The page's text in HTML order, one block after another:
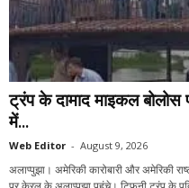
ट्रंप के दामाद माइकल
में...
Web Editor - August 9, 2026
अलाप्पुझा। अमेरिकी कारोबारी और अमेरिकी